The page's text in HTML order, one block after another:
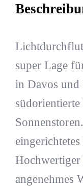
super Lage
in Davos und
Hochwertiger
angenehmes